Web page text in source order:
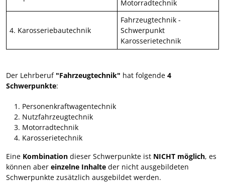
Motorradtechnik
4. Karosseriebautechnik
Fahrzeugtechnik -
Schwerpunkt
Karosserietechnik
Der Lehrberuf "Fahrzeugtechnik" hat folgende 4
Schwerpunkte:
Personenkraftwagentechnik
Nutzfahrzeugtechnik
Motorradtechnik
Karosserietechnik
Eine Kombination dieser Schwerpunkte ist NICHT möglich, es
können aber einzelne Inhalte der nicht ausgebildeten
Schwerpunkte zusätzlich ausgebildet werden.